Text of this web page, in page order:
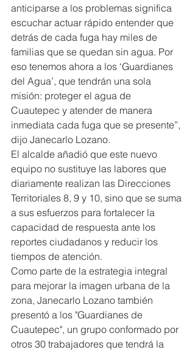
anticiparse a los problemas significa
escuchar actuar rápido entender que
detrás de cada fuga hay miles de
familias que se quedan sin agua. Por
eso tenemos ahora a los ‘Guardianes
del Agua’, que tendrán una sola
misión: proteger el agua de
Cuautepec y atender de manera
inmediata cada fuga que se presente”,
dijo Janecarlo Lozano.
El alcalde añadió que este nuevo
equipo no sustituye las labores que
diariamente realizan las Direcciones
Territoriales 8, 9 y 10, sino que se suma
a sus esfuerzos para fortalecer la
capacidad de respuesta ante los
reportes ciudadanos y reducir los
tiempos de atención.
Como parte de la estrategia integral
para mejorar la imagen urbana de la
zona, Janecarlo Lozano también
presentó a los "Guardianes de
Cuautepec", un grupo conformado por
otros 30 trabajadores que tendrá la